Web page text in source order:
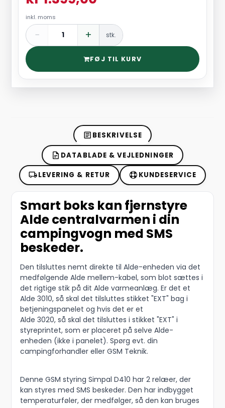
inkl. moms
− + stk.
FØJ TIL KURV
BESKRIVELSE
DATABLADE & VEJLEDNINGER
LEVERING & RETUR KUNDESERVICE
Smart boks kan fjernstyre
Alde centralvarmen i din
campingvogn med SMS
beskeder.
Den tilsluttes nemt direkte til Alde-enheden via det
medfølgende Alde mellem-kabel, som blot sættes i
det rigtige stik på dit Alde varmeanlæg. Er det et
Alde 3010, så skal det tilsluttes stikket "EXT" bag i
betjeningspanelet og hvis det er et
Alde 3020, så skal det tilsluttes i stikket "EXT" i
styreprintet, som er placeret på selve Alde-
enheden (ikke i panelet). Spørg evt. din
campingforhandler eller GSM Teknik.
Denne GSM styring Simpal D410 har 2 relæer, der
kan styres med SMS beskeder. Den har indbygget
temperaturføler, der medfølger, så den kan bruges